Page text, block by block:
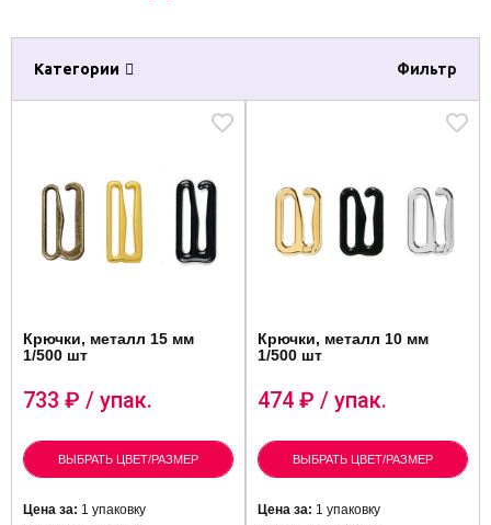
Категории Фильтр
Крючки, металл 15 мм
1/500 шт
733 ₽ / упак.
ВЫБРАТЬ ЦВЕТ/РАЗМЕР
Цена за: 1 упаковку
Крючки, металл 10 мм
1/500 шт
474 ₽ / упак.
ВЫБРАТЬ ЦВЕТ/РАЗМЕР
Цена за: 1 упаковку